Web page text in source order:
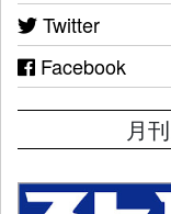
Twitter
Facebook
月